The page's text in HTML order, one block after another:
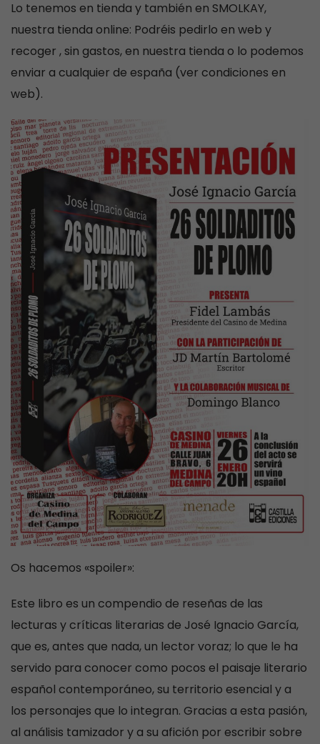
Lo tenemos en tienda y también en SMOLKAY,
nuestra tienda online: Podréis pedirlo en web y
recoger , sin gastos, en nuestra tienda o lo podemos
enviar a cualquier de españa (ver condiciones en
web).
Os hacemos «spoiler»:
Este libro es un compendio de reseñas de las
lecturas y críticas literarias de José Ignacio García,
que es, antes que nada, un lector voraz; lo que le ha
servido para conocer como pocos el paisaje literario
español contemporáneo, su territorio esencial y a
los personajes que lo integran. Gracias a esta pasión,
al análisis tamizador y a su afición por escribir sobre